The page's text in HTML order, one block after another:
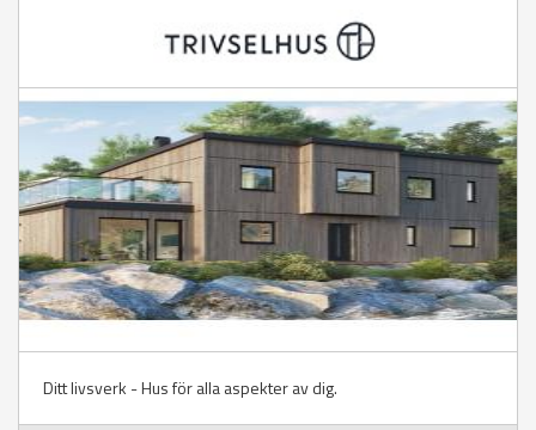
Ditt livsverk - Hus för alla aspekter av dig.